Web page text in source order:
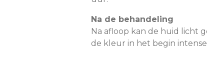
Na de behandeling
Na afloop kan de huid licht
de kleur in het begin